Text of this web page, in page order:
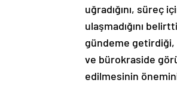
uğradığını, süreç
ulaşmadığını
gündeme getirdiği,
ve bürokraside
edilmesinin